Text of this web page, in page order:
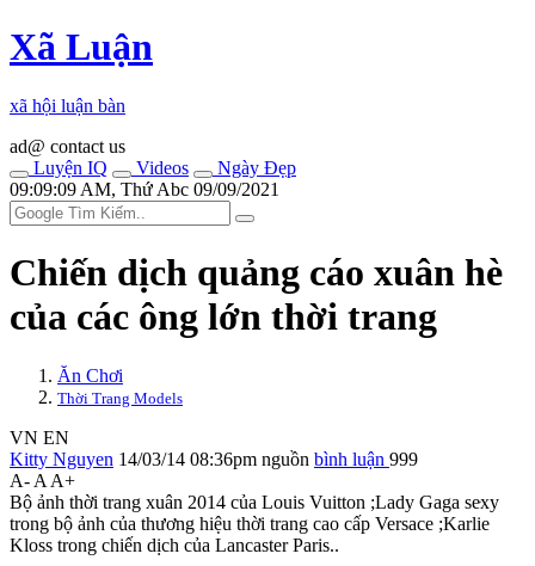
Xã Luận
xã hội luận bàn
ad@ contact us
Luyện IQ
Videos
Ngày Đẹp
09:09:09 AM, Thứ Abc 09/09/2021
Chiến dịch quảng cáo xuân hè
của các ông lớn thời trang
Ăn Chơi
Thời Trang Models
VN EN
Kitty Nguyen 14/03/14 08:36pm nguồn bình luận 999
A- A A+
Bộ ảnh thời trang xuân 2014 của Louis Vuitton ;Lady Gaga se‌ּxy
trong bộ ảnh của thương hiệu thời trang cao cấp Versace ;Karlie
Kloss trong chiến dịch của Lancaster Paris..